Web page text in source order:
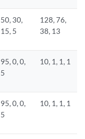
50, 30,
15, 5
128, 76,
38, 13
95, 0, 0,
5
10, 1, 1, 1
95, 0, 0,
5
10, 1, 1, 1